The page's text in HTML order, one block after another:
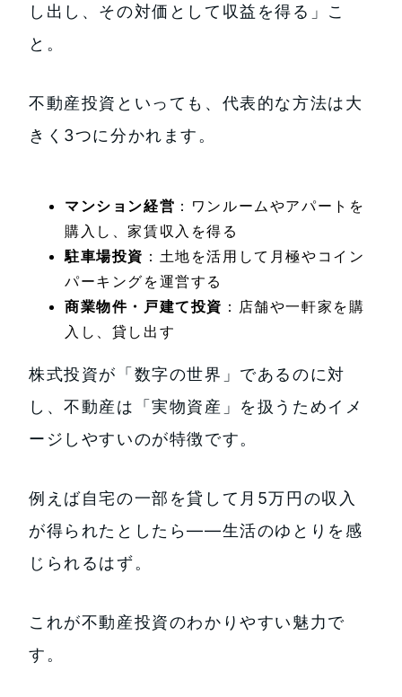
し出し、その対価として収益を得る」こ
と。
不動産投資といっても、代表的な方法は大
きく3つに分かれます。
マンション経営 ：ワンルームやアパートを
購入し、家賃収入を得る
駐車場投資 ：土地を活用して月極やコイン
パーキングを運営する
商業物件・戸建て投資 ：店舗や一軒家を購
入し、貸し出す
株式投資が「数字の世界」であるのに対
し、不動産は「実物資産」を扱うためイメ
ージしやすいのが特徴です。
例えば自宅の一部を貸して月5万円の収入
が得られたとしたら――生活のゆとりを感
じられるはず。
これが不動産投資のわかりやすい魅力で
す。